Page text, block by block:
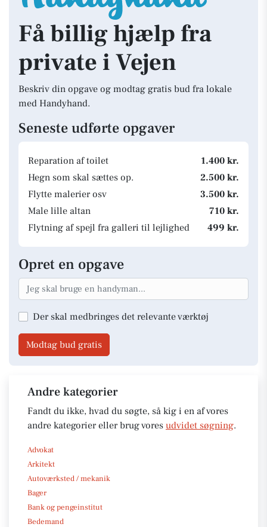
Få billig hjælp fra
private i Vejen
Beskriv din opgave og modtag gratis bud fra lokale
med Handyhand.
Seneste udførte opgaver
Reparation af toilet
1.400 kr.
Hegn som skal sættes op.
2.500 kr.
Flytte malerier osv
3.500 kr.
Male lille altan
710 kr.
Flytning af spejl fra galleri til lejlighed
499 kr.
Opret en opgave
Der skal medbringes det relevante værktøj
Modtag bud gratis
Andre kategorier
Fandt du ikke, hvad du søgte, så kig i en af vores
andre kategorier eller brug vores udvidet søgning.
Advokat
Arkitekt
Autoværksted / mekanik
Bager
Bank og pengeinstitut
Bedemand